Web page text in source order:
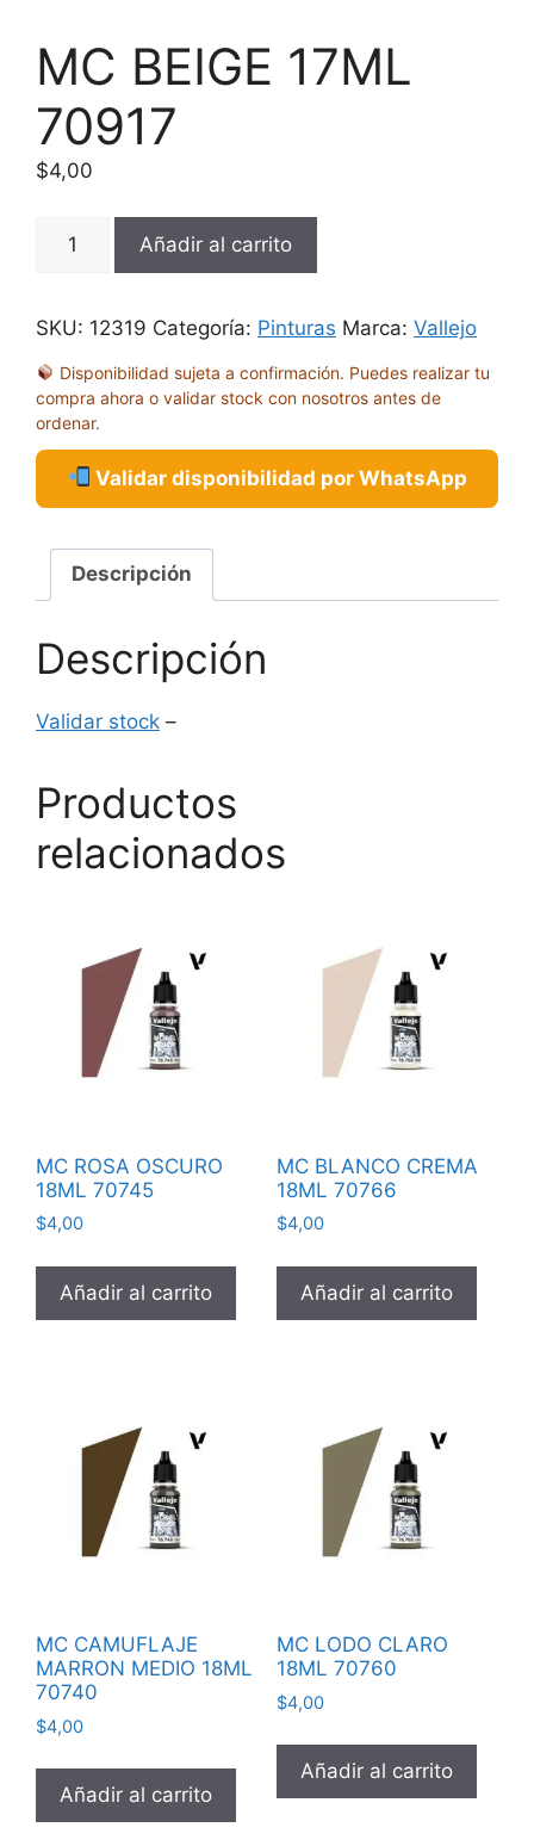
MC BEIGE 17ML
70917
$4,00
BEIGE
70917
Añadir al carrito
SKU: 12319 Categoría: Pinturas Marca: Vallejo
Disponibilidad sujeta a confirmación. Puedes realizar tu
compra ahora o validar stock con nosotros antes de
ordenar.
Validar disponibilidad por WhatsApp
Descripción
Descripción
Validar stock –
Productos
relacionados
MC ROSA OSCURO
18ML 70745
$4,00
Añadir al carrito
MC BLANCO CREMA
18ML 70766
$4,00
Añadir al carrito
MC CAMUFLAJE
MARRON MEDIO 18ML
70740
$4,00
Añadir al carrito
MC LODO CLARO
18ML 70760
$4,00
Añadir al carrito